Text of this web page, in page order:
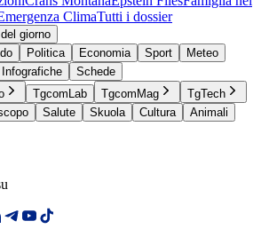
ClimaTutti i dossier
giorno
Politica Economia Sport
Meteo
Infografiche
Schede
TgcomLab TgcomMag
TgTech
Salute Skuola Cultura
Animali